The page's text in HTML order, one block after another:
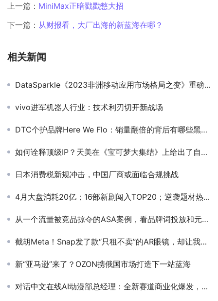
上一篇： MiniMax正暗戳戳憋大招
下一篇： 从财报看，大厂出海的新蓝海在哪？
相关新闻
DataSparkle《2023非洲移动应用市场格局之变》重磅发布！
vivo进军机器人行业：技术利刃切开新战场
DTC个护品牌Here We Flo：销量翻倍的背后有哪些黑科技？
如何诠释顶级IP？天美在《宝可梦大集结》上给出了自己的答案
日本消费税新规冲击，中国厂商或面临合规挑战
4月大盘消耗20亿；16部新剧闯入TOP20；逆袭题材热度飙升丨4月短剧月报
从一个流量被竞品掠夺的ASA案例，看品牌词投放和元数据的重要性
截胡Meta！Snap发了款“只租不卖”的AR眼镜，却让我们离消费级AR更近了
新“亚马逊”来了？OZON携俄国市场打造下一站蓝海
对话中文在线AI动漫部总经理：全新赛道商业化爆发，规模或超真人短剧